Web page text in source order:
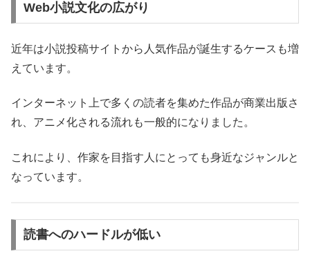
Web小説文化の広がり
近年は小説投稿サイトから人気作品が誕生するケースも増
えています。
インターネット上で多くの読者を集めた作品が商業出版さ
れ、アニメ化される流れも一般的になりました。
これにより、作家を目指す人にとっても身近なジャンルと
なっています。
読書へのハードルが低い